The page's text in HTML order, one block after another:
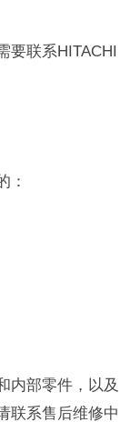
要联系HITACHI
：
内部零件，以及
联系售后维修中